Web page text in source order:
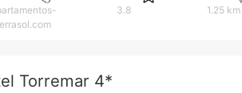
3.8
1.25 km
Torremar 4*